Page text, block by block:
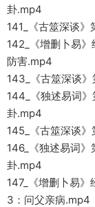
卦.mp4
141_《古筮深谈
142_《增删卜易
防害.mp4
143_《古筮深谈
144_《独述易词
卦.mp4
145_《古筮深谈
146_《独述易词
卦.mp4
147_《增删卜易
3：问父亲病.mp4